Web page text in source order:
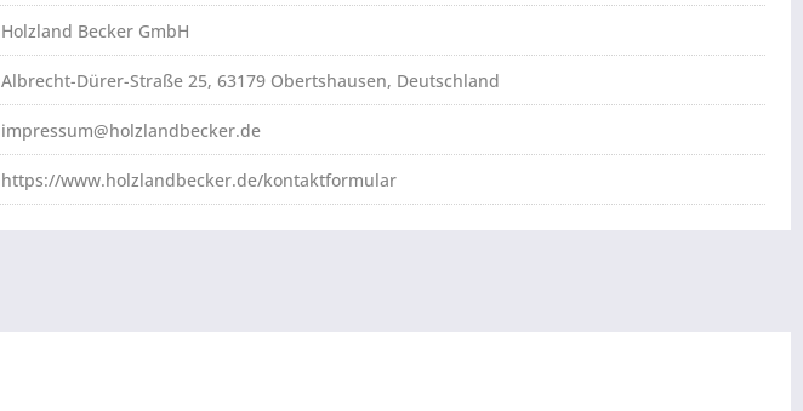
Holzland Becker GmbH
Albrecht-Dürer-Straße 25, 63179 Obertshausen, Deutschland
impressum@holzlandbecker.de
https://www.holzlandbecker.de/kontaktformular